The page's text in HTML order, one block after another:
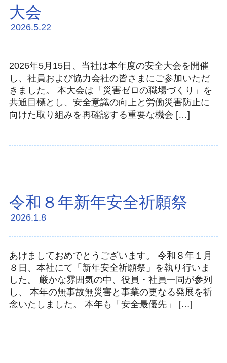
大会
2026.5.22
2026年5月15日、当社は本年度の安全大会を開催
し、社員および協力会社の皆さまにご参加いただ
きました。 本大会は「災害ゼロの職場づくり」を
共通目標とし、安全意識の向上と労働災害防止に
向けた取り組みを再確認する重要な機会 […]
令和８年新年安全祈願祭
2026.1.8
あけましておめでとうございます。 令和８年１月
８日、本社にて「新年安全祈願祭」を執り行いま
した。 厳かな雰囲気の中、役員・社員一同が参列
し、 本年の無事故無災害と事業の更なる発展を祈
念いたしました。 本年も「安全最優先」 […]